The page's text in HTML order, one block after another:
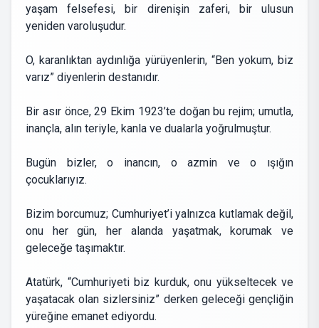
yaşam felsefesi, bir direnişin zaferi, bir ulusun
yeniden varoluşudur.
O, karanlıktan aydınlığa yürüyenlerin, “Ben yokum, biz
varız” diyenlerin destanıdır.
Bir asır önce, 29 Ekim 1923’te doğan bu rejim; umutla,
inançla, alın teriyle, kanla ve dualarla yoğrulmuştur.
Bugün bizler, o inancın, o azmin ve o ışığın
çocuklarıyız.
Bizim borcumuz; Cumhuriyet’i yalnızca kutlamak değil,
onu her gün, her alanda yaşatmak, korumak ve
geleceğe taşımaktır.
Atatürk, “Cumhuriyeti biz kurduk, onu yükseltecek ve
yaşatacak olan sizlersiniz” derken geleceği gençliğin
yüreğine emanet ediyordu.